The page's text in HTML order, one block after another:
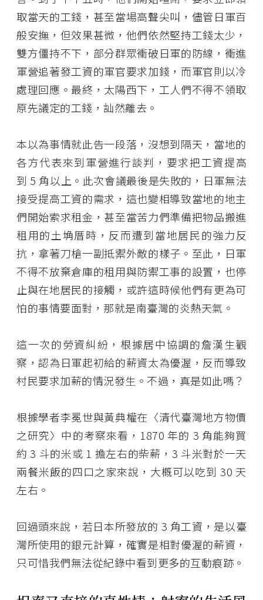
取當天的工錢，甚至當場高聲尖叫，儘管日軍百
般安撫，但效果甚微，他們依然堅持工錢太少，
雙方僵持不下，部分群眾衝破日軍的防線，衝進
軍營追著發工資的軍官要求加錢，而軍官則以冷
處理回應。最終，太陽西下，工人們不得不領取
原先議定的工錢，訕然離去。
本以為事情就此告一段落，沒想到隔天，當地的
各方代表來到軍營進行談判，要求把工資提高
到 5 角以上。此次會議最後是失敗的，日軍無法
接受提高工資的需求，這也變相導致當地的地主
們開始索求租金，甚至當苦力們準備把物品搬進
租用的土埆厝時，反而遭到當地居民的強力反
抗，拿著刀槍一副抵禦外敵的樣子。至此，日軍
不得不放棄倉庫的租用與防禦工事的設置，也停
止與在地居民的接觸，或許這時候他們有更為可
怕的事情要面對，那就是南臺灣的炎熱天氣。
這一次的勞資糾紛，根據居中協調的詹漢生觀
察，認為日軍起初給的薪資太為優渥，反而導致
村民要求加薪的情況發生。不過，真是如此嗎？
根據學者李冕世與黃典權在〈清代臺灣地方物價
之研究〉中的考察來看，1870 年的 3 角能夠買
約 3 斗的米或 1 擔左右的柴薪，3 斗米對於一天
兩餐米飯的四口之家來說，大概可以吃到 30 天
左右。
回過頭來說，若日本所發放的 3 角工資，是以臺
灣所使用的銀元計算，確實是相對優渥的薪資，
只可惜我們無法從紀錄中看到更多的互動痕跡。